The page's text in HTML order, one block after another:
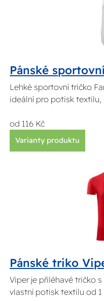
Pánské
Lehké sportovní tričko
ideální pro potisk
od 116 Kč
Varianty produktu
Pánské triko
Viper je přiléhavé tričko
vlastní potisk textilu od 1